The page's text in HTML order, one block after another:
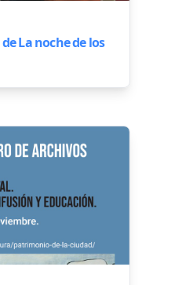
La noche de los